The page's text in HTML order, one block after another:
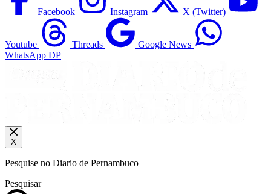
Facebook Instagram X (Twitter)
Youtube Threads
Google News
WhatsApp DP
X
Pesquise no Diario de Pernambuco
Pesquisar